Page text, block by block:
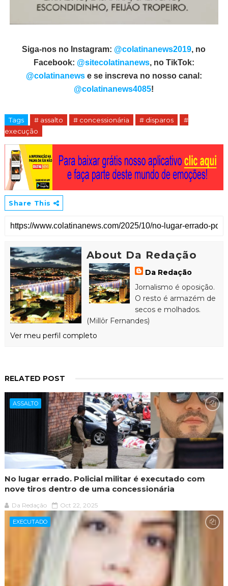
Siga-nos no Instagram: @colatinanews2019, no
Facebook: @sitecolatinanews, no TikTok:
@colatinanewse se inscreva no nosso canal:
@colatinanews4085!
Tags # assalto # concessionária # disparos
#
execução
Share This
About Da Redação
Da Redação
Jornalismo é oposição.
O resto é armazém de
secos e molhados.
(Millôr Fernandes)
Ver meu perfil completo
RELATED POST
ASSALTO
No lugar errado. Policial militar é executado com
nove tiros dentro de uma concessionária
Da Redação Oct 22, 2025
EXECUTADO